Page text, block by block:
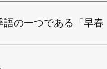
の一つである「早春